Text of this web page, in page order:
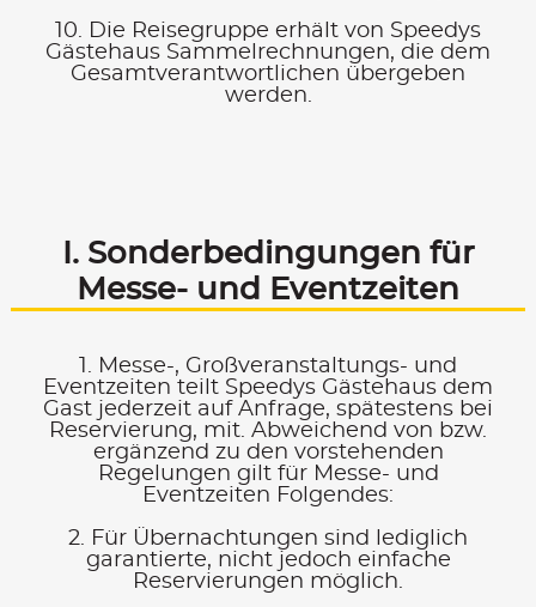
10. Die Reisegruppe erhält von Speedys
Gästehaus Sammelrechnungen, die dem
Gesamtverantwortlichen übergeben
werden.
I. Sonder­bedingungen für
Messe- und Eventzeiten
1. Messe-, Großveranstaltungs- und
Eventzeiten teilt Speedys Gästehaus dem
Gast jederzeit auf Anfrage, spätestens bei
Reservierung, mit. Abweichend von bzw.
ergänzend zu den vorstehenden
Regelungen gilt für Messe- und
Eventzeiten Folgendes:
2. Für Übernachtungen sind lediglich
garantierte, nicht jedoch einfache
Reservierungen möglich.